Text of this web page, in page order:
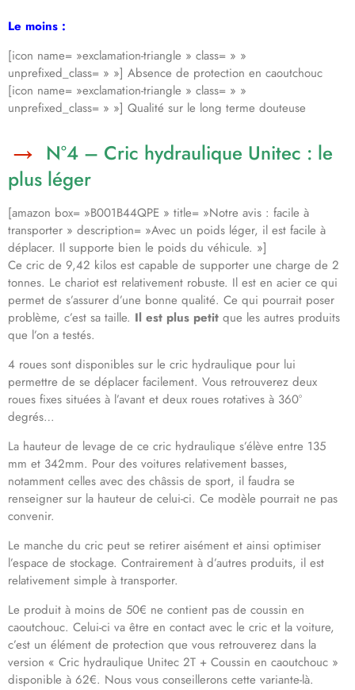
Le moins :
[icon name= »exclamation-triangle » class= » »
unprefixed_class= » »] Absence de protection en caoutchouc
[icon name= »exclamation-triangle » class= » »
unprefixed_class= » »] Qualité sur le long terme douteuse
N°4 – Cric hydraulique Unitec : le
plus léger
[amazon box= »B001B44QPE » title= »Notre avis : facile à
transporter » description= »Avec un poids léger, il est facile à
déplacer. Il supporte bien le poids du véhicule. »]
Ce cric de 9,42 kilos est capable de supporter une charge de 2
tonnes. Le chariot est relativement robuste. Il est en acier ce qui
permet de s’assurer d’une bonne qualité. Ce qui pourrait poser
problème, c’est sa taille. Il est plus petit que les autres produits
que l’on a testés.
4 roues sont disponibles sur le cric hydraulique pour lui
permettre de se déplacer facilement. Vous retrouverez deux
roues fixes situées à l’avant et deux roues rotatives à 360°
degrés…
La hauteur de levage de ce cric hydraulique s’élève entre 135
mm et 342mm. Pour des voitures relativement basses,
notamment celles avec des châssis de sport, il faudra se
renseigner sur la hauteur de celui-ci. Ce modèle pourrait ne pas
convenir.
Le manche du cric peut se retirer aisément et ainsi optimiser
l’espace de stockage. Contrairement à d’autres produits, il est
relativement simple à transporter.
Le produit à moins de 50€ ne contient pas de coussin en
caoutchouc. Celui-ci va être en contact avec le cric et la voiture,
c’est un élément de protection que vous retrouverez dans la
version « Cric hydraulique Unitec 2T + Coussin en caoutchouc »
disponible à 62€. Nous vous conseillerons cette variante-là.